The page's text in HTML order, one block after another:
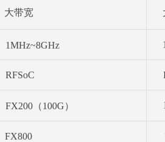
大带宽
1MHz~8GHz
FX200（100G）
RFSoC
FX800